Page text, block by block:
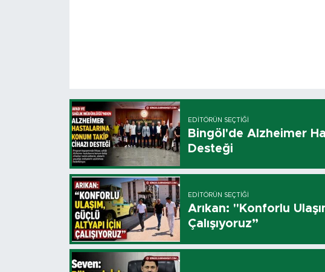
EDITÖRÜN SEÇTIĞI
Bingöl'de Alzheimer
Desteği
EDITÖRÜN SEÇTIĞI
Arıkan: "Konforlu
Çalışıyoruz”